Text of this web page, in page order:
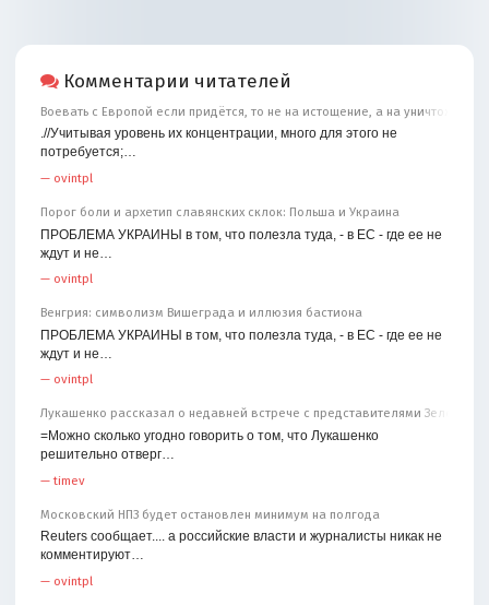
Комментарии читателей
Воевать с Европой если придётся, то не на истощение, а на уничтожение
.//Учитывая уровень их концентрации, много для этого не
потребуется;…
— ovintpl
Порог боли и архетип славянских склок: Польша и Украина
ПРОБЛЕМА УКРАИНЫ в том, что полезла туда, - в ЕС - где ее не
ждут и не…
— ovintpl
Венгрия: символизм Вишеграда и иллюзия бастиона
ПРОБЛЕМА УКРАИНЫ в том, что полезла туда, - в ЕС - где ее не
ждут и не…
— ovintpl
Лукашенко рассказал о недавней встрече с представителями
=Можно сколько угодно говорить о том, что Лукашенко
решительно отверг…
—timev
Московский НПЗ будет остановлен минимум на полгода
Reuters сообщает.... а российские власти и журналисты никак не
комментируют…
— ovintpl